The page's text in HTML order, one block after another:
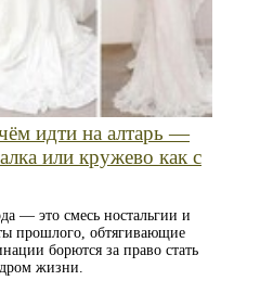
идти на алтарь —
или кружево как с
— это смесь ностальгии и
прошлого, обтягивающие
борются за право стать
жизни.